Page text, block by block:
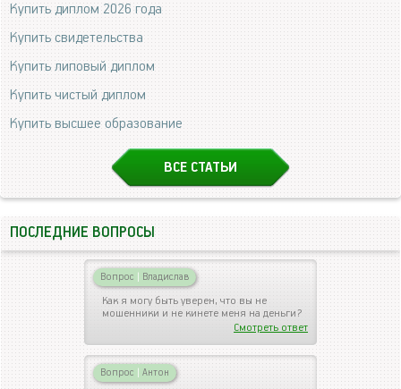
Купить диплом 2026 года
Купить свидетельства
Купить липовый диплом
Купить чистый диплом
Купить высшее образование
ВСЕ СТАТЬИ
ПОСЛЕДНИЕ ВОПРОСЫ
Вопрос | Владислав
Как я могу быть уверен, что вы не
мошенники и не кинете меня на деньги?
Смотреть ответ
Вопрос | Антон